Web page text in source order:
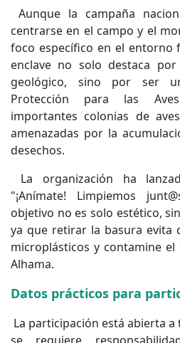
Aunque la campaña
centrarse en el campo y el
foco específico en el entorno
enclave no solo destaca
geológico, sino por ser
Protección para las Aves
importantes colonias de
amenazadas por la
desechos.
La organización ha
"¡Anímate! Limpiemos
objetivo no es solo estético,
ya que retirar la basura evita
microplásticos y contamine
Alhama.
Datos prácticos para
La participación está abierta
se requiere